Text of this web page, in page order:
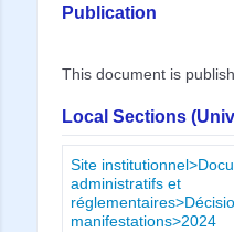
Publication
This document is
Local Sections
Site
administratifs et
manifestations>2024